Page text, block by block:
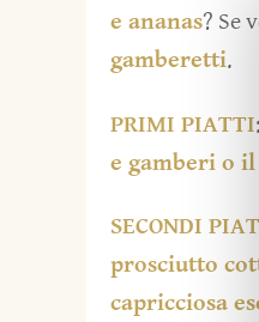
e ananas? Se
gamberetti.
PRIMI PIATTI
e gamberi o il
SECONDI
prosciutto
capricciosa